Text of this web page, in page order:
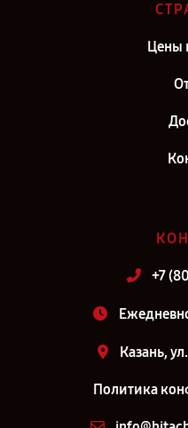
Цены
+7
Казань,
Политика